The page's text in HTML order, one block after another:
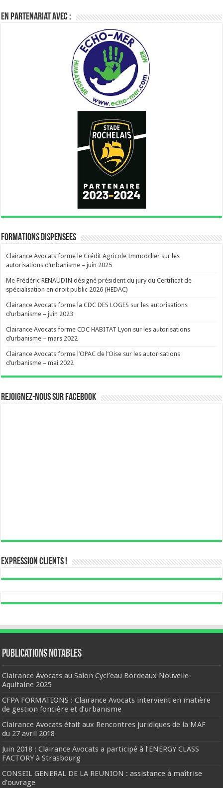
En partenariat avec :
FORMATIONS DISPENSEES
Clairance Avocats forme le Crédit Agricole Immobilier sur les
autorisations d’urbanisme – juin 2025
Me Frédéric RENAUDIN désigné président du jury du Certificat de
spécialisation en droit public 2026 (HEDAC)
Clairance Avocats forme la CDC DES LOGES sur les autorisations
d’urbanisme – juin 2023
Clairance Avocats forme CDC HABITAT Lyon sur les autorisations
d’urbanisme – mars 2022
Clairance Avocats forme l’OPAC de l’Oise sur les autorisations
d’urbanisme – mai 2022
Rejoignez-nous sur Facebook
Expression Clients !
Publications notables
Clairance Avocats au Salon Cycl’eau Bordeaux Nouvelle-
Aquitaine 2025
CFPA FORMATIONS : Clairance Avocats intervient en matière
de gestion foncière et d’urbanisme
Clairance Avocats était aux Rencontres juridiques de la MAF
du 27 avril 2018
Juin 2018 : Clairance Avocats a participé à l’ENERGY CLASS
FACTORY à Strasbourg
CONSEIL GENERAL DE LA REUNION : assistance à maîtrise
d’ouvrage